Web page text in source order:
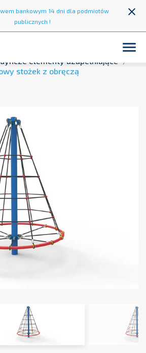
bankowym 14 dni dla podmiotów
publicznych !
close

elementy uzupełniające
stożek z obręczą